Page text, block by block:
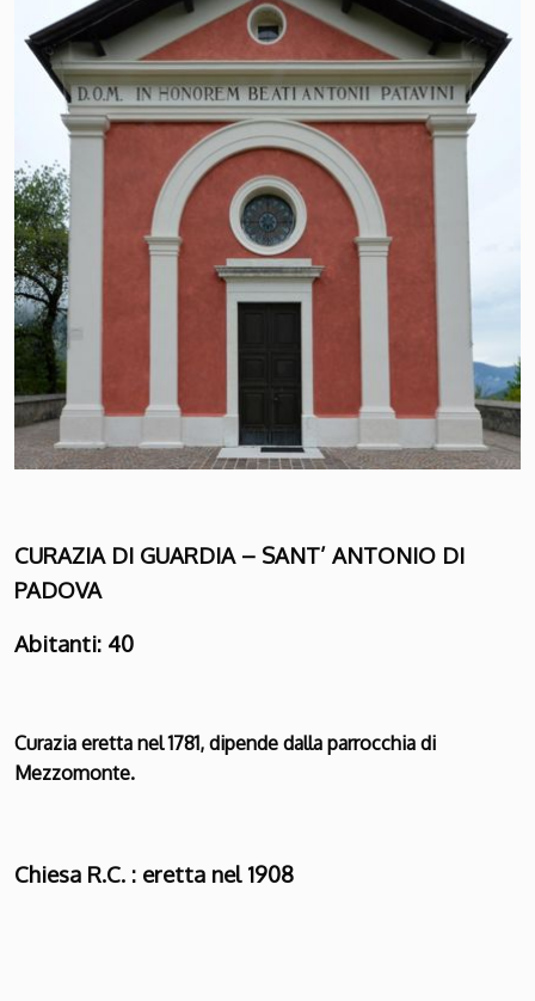
CURAZIA DI GUARDIA – SANT’ ANTONIO DI
PADOVA
Abitanti: 40
Curazia eretta nel 1781, dipende dalla parrocchia di
Mezzomonte.
Chiesa R.C. : eretta nel 1908